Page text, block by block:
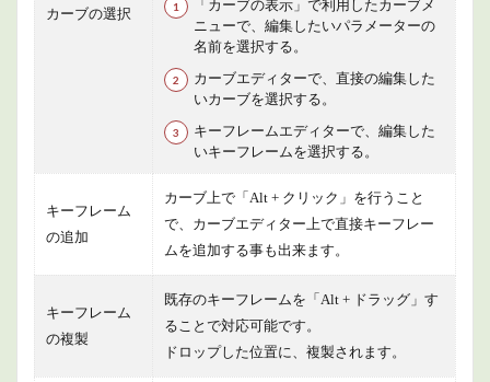
カーブの選択
「カーブの表示」で利用したカーブメ
ニューで、編集したいパラメーターの
名前を選択する。
カーブエディターで、直接の編集した
いカーブを選択する。
キーフレームエディターで、編集した
いキーフレームを選択する。
キーフレーム
の追加
カーブ上で「Alt + クリック」を行うこと
で、カーブエディター上で直接キーフレー
ムを追加する事も出来ます。
キーフレーム
の複製
既存のキーフレームを「Alt + ドラッグ」す
ることで対応可能です。
ドロップした位置に、複製されます。